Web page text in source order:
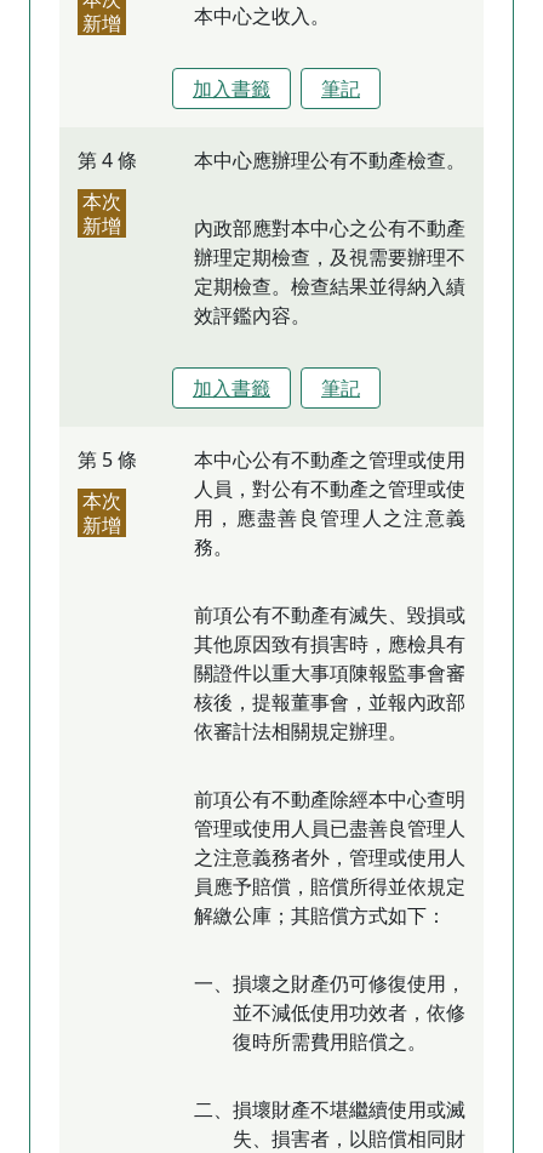
新增
本中心之收入。
加入書籤 筆記
第 4 條
本次
新增
本中心應辦理公有不動產檢查。
內政部應對本中心之公有不動產
辦理定期檢查，及視需要辦理不
定期檢查。檢查結果並得納入績
效評鑑內容。
加入書籤 筆記
第 5 條
本次
新增
本中心公有不動產之管理或使用
人員，對公有不動產之管理或使
用，應盡善良管理人之注意義
務。
前項公有不動產有滅失、毀損或
其他原因致有損害時，應檢具有
關證件以重大事項陳報監事會審
核後，提報董事會，並報內政部
依審計法相關規定辦理。
前項公有不動產除經本中心查明
管理或使用人員已盡善良管理人
之注意義務者外，管理或使用人
員應予賠償，賠償所得並依規定
解繳公庫；其賠償方式如下：
一、損壞之財產仍可修復使用，
並不減低使用功效者，依修
復時所需費用賠償之。
二、損壞財產不堪繼續使用或滅
失、損害者，以賠償相同財